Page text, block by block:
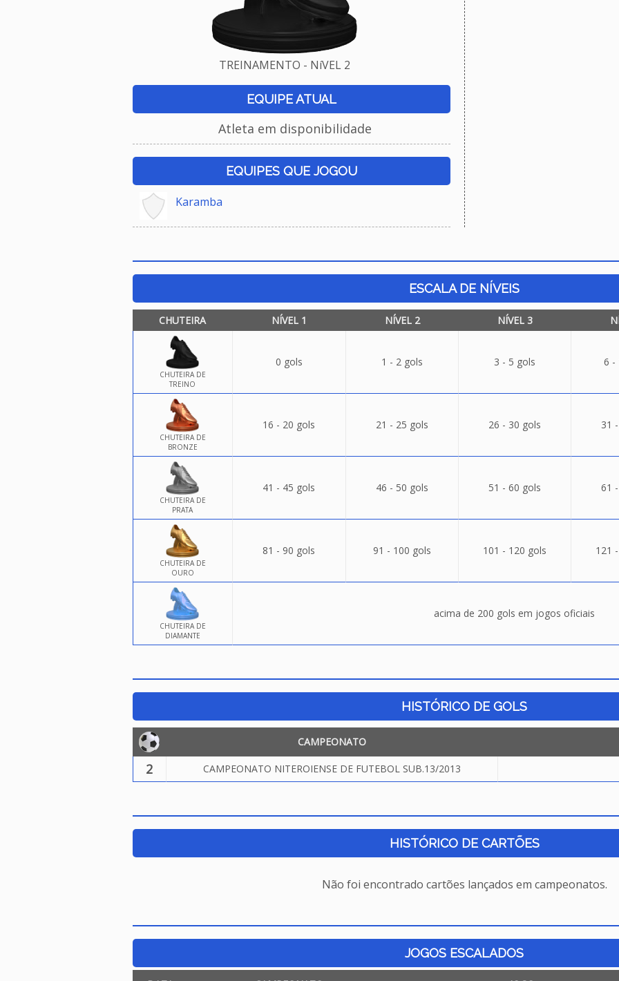
TREINAMENTO - NíVEL 2
EQUIPE ATUAL
Atleta em disponibilidade
EQUIPES QUE JOGOU
Karamba
ESCALA DE NÍVEIS
CHUTEIRA NÍVEL 1 NÍVEL 2 NÍVEL 3
CHUTEIRA DE
TREINO
0 gols 1 - 2 gols 3 - 5 gols 6 -
CHUTEIRA DE
BRONZE
16 - 20 gols 21 - 25 gols 26 - 30 gols 31
CHUTEIRA DE
PRATA
41 - 45 gols 46 - 50 gols 51 - 60 gols 61
CHUTEIRA DE
OURO
81 - 90 gols 91 - 100 gols 101 - 120 gols 121
CHUTEIRA DE
DIAMANTE
acima de 200 gols em jogos oficiais
HISTÓRICO DE GOLS
CAMPEONATO
2 CAMPEONATO NITEROIENSE DE FUTEBOL SUB.13/2013
HISTÓRICO DE CARTÕES
Não foi encontrado cartões lançados em campeonatos.
JOGOS ESCALADOS